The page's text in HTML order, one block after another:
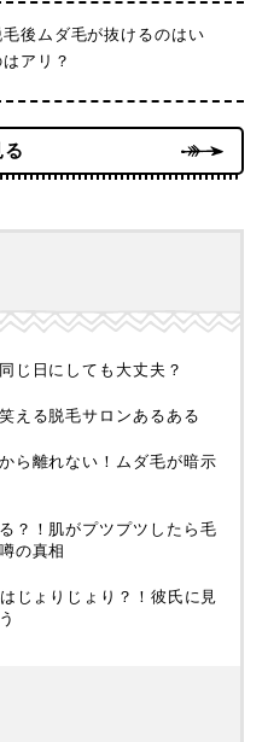
毛後ムダ毛が抜けるのはい
アリ？
じ日にしても大丈夫？
える脱毛サロンあるある
ら離れない！ムダ毛が暗示
？！肌がプツプツしたら毛
の真相
じょりじょり？！彼氏に見